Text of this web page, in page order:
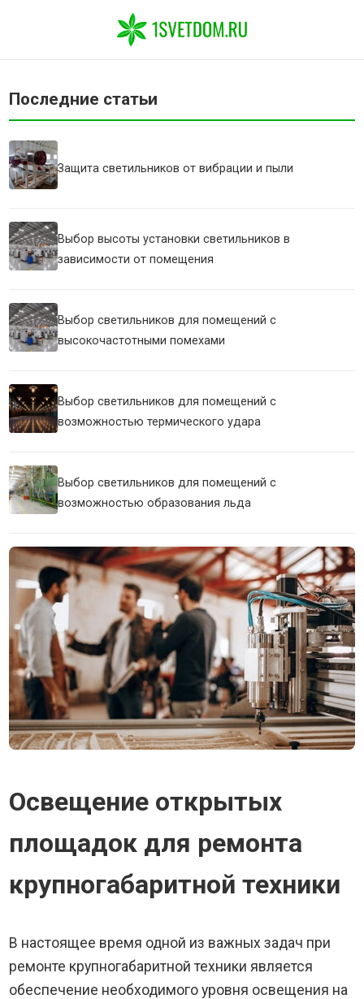
Последние статьи
Защита светильников от вибрации и пыли
Выбор высоты установки светильников в
зависимости от помещения
Выбор светильников для помещений с
высокочастотными помехами
Выбор светильников для помещений с
возможностью термического удара
Выбор светильников для помещений с
возможностью образования льда
Освещение открытых
площадок для ремонта
крупногабаритной техники
В настоящее время одной из важных задач при
ремонте крупногабаритной техники является
обеспечение необходимого уровня освещения на